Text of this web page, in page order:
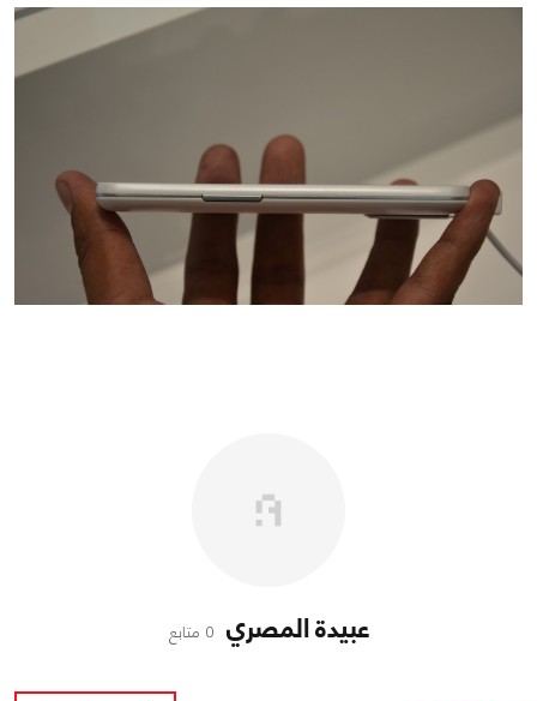
عبيدة المصري 0 متابع